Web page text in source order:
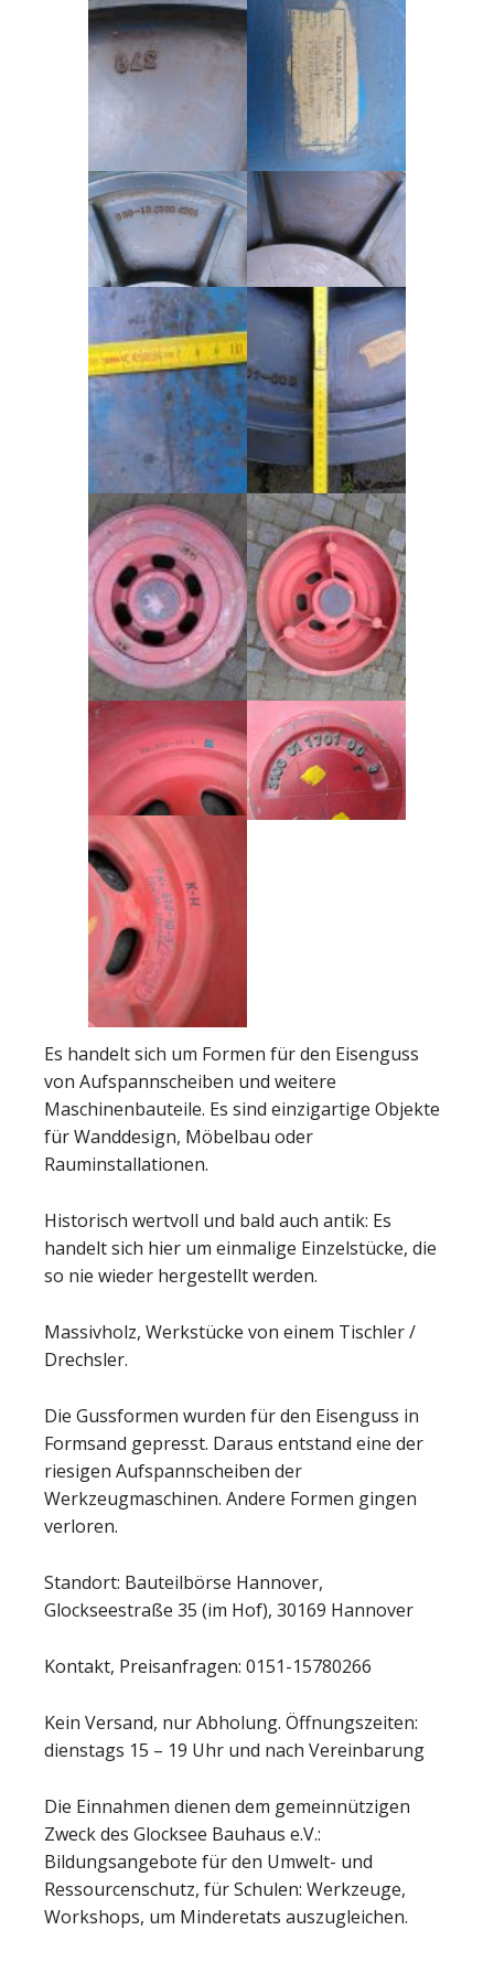
Es handelt sich um Formen für den Eisenguss
von Aufspannscheiben und weitere
Maschinenbauteile. Es sind einzigartige Objekte
für Wanddesign, Möbelbau oder
Rauminstallationen.
Historisch wertvoll und bald auch antik: Es
handelt sich hier um einmalige Einzelstücke, die
so nie wieder hergestellt werden.
Massivholz, Werkstücke von einem Tischler /
Drechsler.
Die Gussformen wurden für den Eisenguss in
Formsand gepresst. Daraus entstand eine der
riesigen Aufspannscheiben der
Werkzeugmaschinen. Andere Formen gingen
verloren.
Standort: Bauteilbörse Hannover,
Glockseestraße 35 (im Hof), 30169 Hannover
Kontakt, Preisanfragen: 0151-15780266
Kein Versand, nur Abholung. Öffnungszeiten:
dienstags 15 – 19 Uhr und nach Vereinbarung
Die Einnahmen dienen dem gemeinnützigen
Zweck des Glocksee Bauhaus e.V.:
Bildungsangebote für den Umwelt- und
Ressourcenschutz, für Schulen: Werkzeuge,
Workshops, um Minderetats auszugleichen.